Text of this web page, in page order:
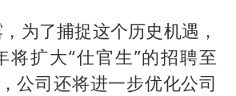
为了捕捉这个历史机遇，
将扩大“仕官生”的招聘至
公司还将进一步优化公司